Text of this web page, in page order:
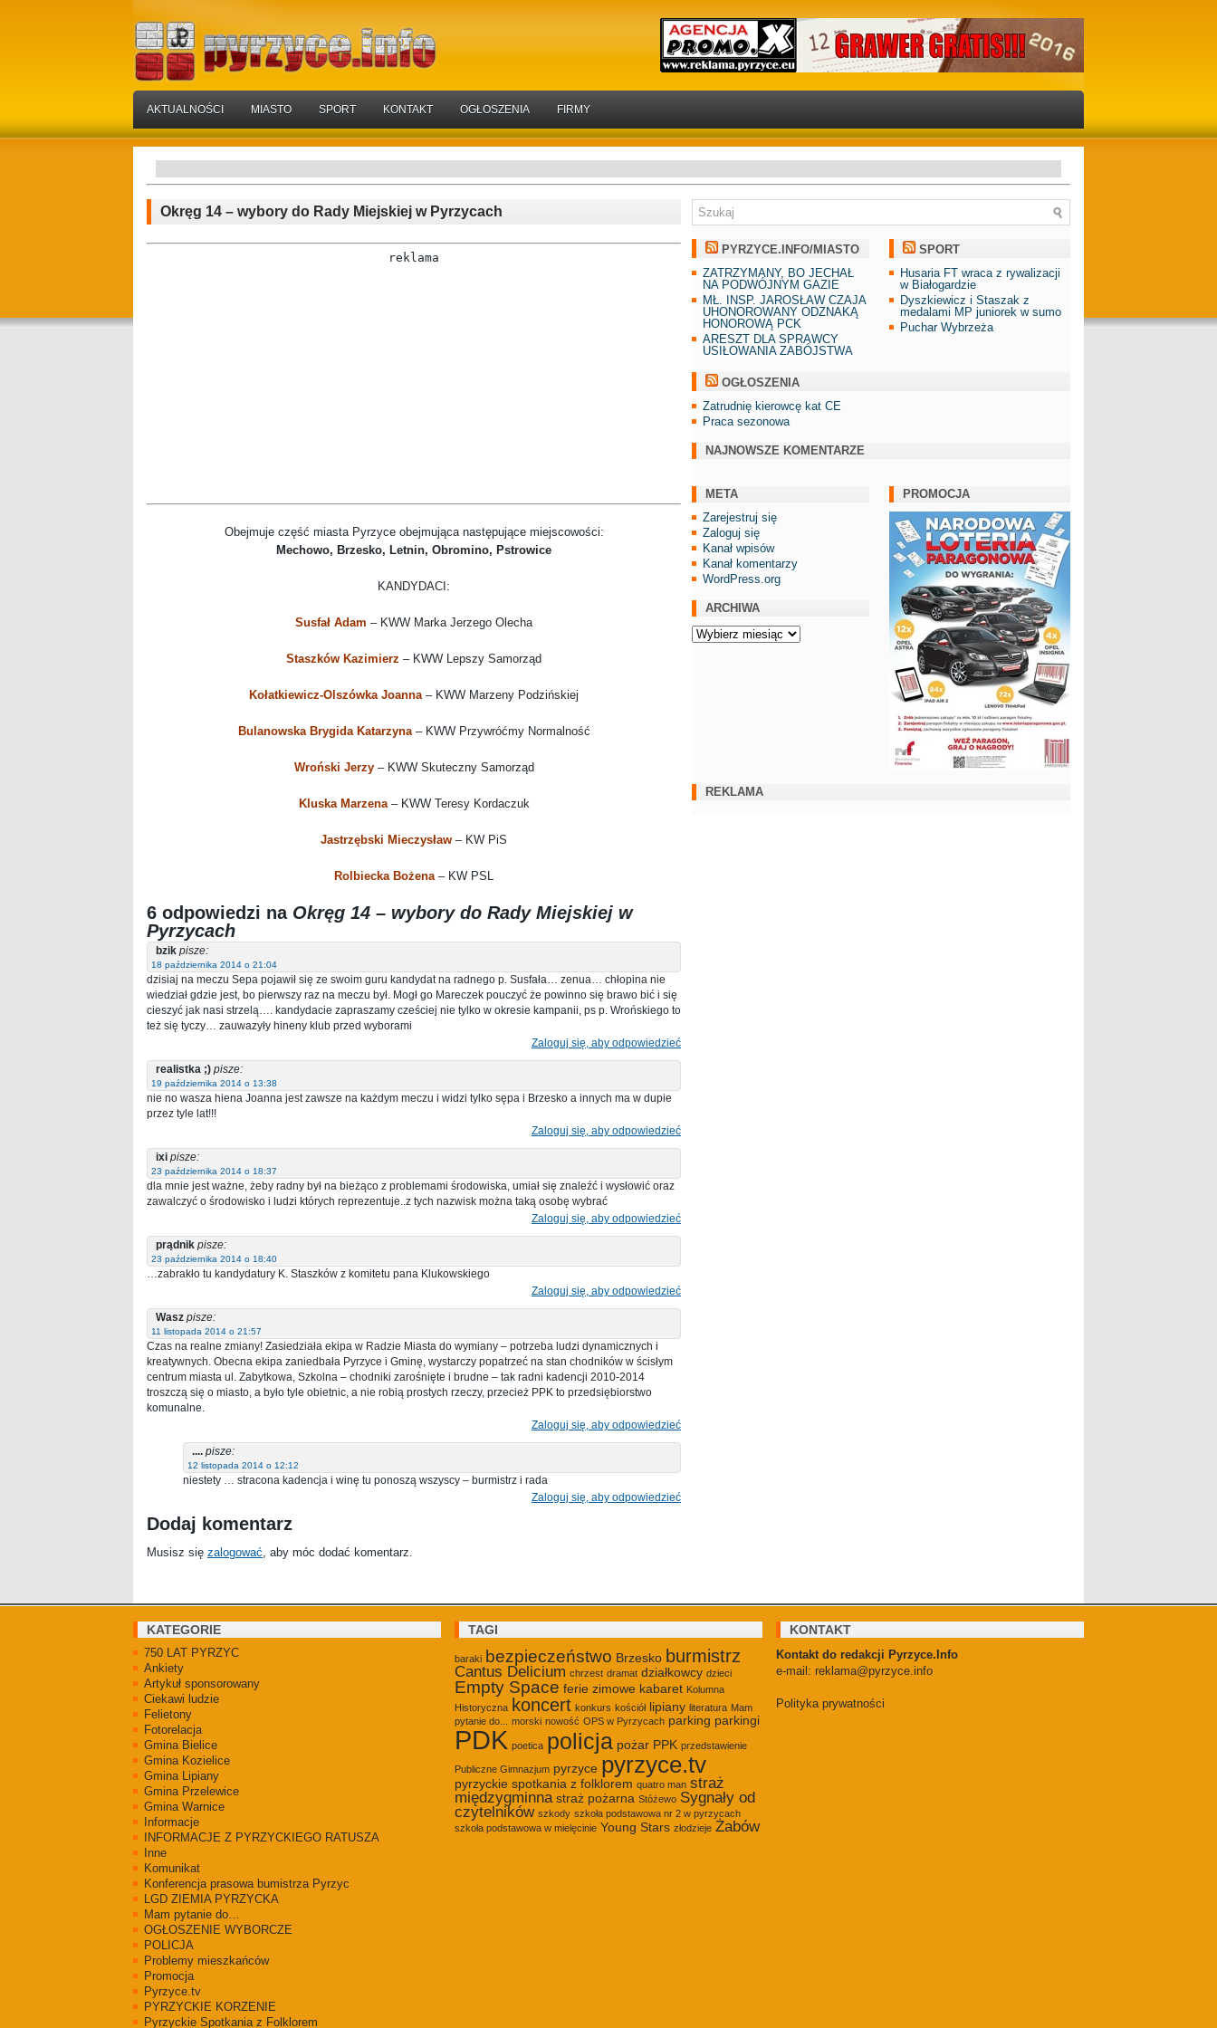
AKTUALNOŚCI MIASTO SPORT KONTAKT OGŁOSZENIA FIRMY
Okręg 14 – wybory do Rady Miejskiej w Pyrzycach
reklama
Obejmuje część miasta Pyrzyce obejmująca następujące miejscowości:
Mechowo, Brzesko, Letnin, Obromino, Pstrowice
KANDYDACI:
Susfał Adam – KWW Marka Jerzego Olecha
Staszków Kazimierz – KWW Lepszy Samorząd
Kołatkiewicz-Olszówka Joanna – KWW Marzeny Podzińskiej
Bulanowska Brygida Katarzyna– KWW Przywróćmy Normalność
Wroński Jerzy– KWW Skuteczny Samorząd
Kluska Marzena– KWW Teresy Kordaczuk
Jastrzębski Mieczysław – KW PiS
Rolbiecka Bożena – KW PSL
6 odpowiedzi na Okręg 14 – wybory do Rady Miejskiej w
Pyrzycach
bzik pisze:
18 października 2014 o 21:04
dzisiaj na meczu Sepa pojawił się ze swoim guru kandydat na radnego p. Susfała… zenua… chłopina nie
wiedział gdzie jest, bo pierwszy raz na meczu był. Mogł go Mareczek pouczyć że powinno się brawo bić i się
cieszyć jak nasi strzelą…. kandydacie zapraszamy cześciej nie tylko w okresie kampanii, ps p. Wrońskiego to
też się tyczy… zauwazyły hineny klub przed wyborami
Zaloguj się, aby odpowiedzieć
realistka ;) pisze:
19 października 2014 o 13:38
nie no wasza hiena Joanna jest zawsze na każdym meczu i widzi tylko sępa i Brzesko a innych ma w dupie
przez tyle lat!!!
Zaloguj się, aby odpowiedzieć
ixi pisze:
23 października 2014 o 18:37
dla mnie jest ważne, żeby radny był na bieżąco z problemami środowiska, umiał się znaleźć i wysłowić oraz
zawalczyć o środowisko i ludzi których reprezentuje..z tych nazwisk można taką osobę wybrać
Zaloguj się, aby odpowiedzieć
prądnik pisze:
23 października 2014 o 18:40
…zabrakło tu kandydatury K. Staszków z komitetu pana Klukowskiego
Zaloguj się, aby odpowiedzieć
Wasz pisze:
11 listopada 2014 o 21:57
Czas na realne zmiany! Zasiedziała ekipa w Radzie Miasta do wymiany – potrzeba ludzi dynamicznych i
kreatywnych. Obecna ekipa zaniedbała Pyrzyce i Gminę, wystarczy popatrzeć na stan chodników w ścisłym
centrum miasta ul. Zabytkowa, Szkolna – chodniki zarośnięte i brudne – tak radni kadencji 2010-2014
troszczą się o miasto, a było tyle obietnic, a nie robią prostych rzeczy, przecież PPK to przedsiębiorstwo
komunalne.
Zaloguj się, aby odpowiedzieć
.... pisze:
12 listopada 2014 o 12:12
niestety … stracona kadencja i winę tu ponoszą wszyscy – burmistrz i rada
Zaloguj się, aby odpowiedzieć
Dodaj komentarz
Musisz się zalogować , aby móc dodać komentarz.
PYRZYCE.INFO/MIASTO
ZATRZYMANY, BO JECHAŁ
NA PODWÓJNYM GAZIE
MŁ. INSP. JAROSŁAW CZAJA
UHONOROWANY ODZNAKĄ
HONOROWĄ PCK
ARESZT DLA SPRAWCY
USIŁOWANIA ZABÓJSTWA
SPORT
Husaria FT wraca z rywalizacji
w Białogardzie
Dyszkiewicz i Staszak z
medalami MP juniorek w sumo
Puchar Wybrzeża
OGŁOSZENIA
Zatrudnię kierowcę kat CE
Praca sezonowa
NAJNOWSZE KOMENTARZE
META
Zarejestruj się
Zaloguj się
Kanał wpisów
Kanał komentarzy
WordPress.org
ARCHIWA
Archiwa
PROMOCJA
REKLAMA
KATEGORIE
750 LAT PYRZYC
Ankiety
Artykuł sponsorowany
Ciekawi ludzie
Felietony
Fotorelacja
Gmina Bielice
Gmina Kozielice
Gmina Lipiany
Gmina Przelewice
Gmina Warnice
Informacje
INFORMACJE Z PYRZYCKIEGO RATUSZA
Inne
Komunikat
Konferencja prasowa bumistrza Pyrzyc
LGD ZIEMIA PYRZYCKA
Mam pytanie do…
OGŁOSZENIE WYBORCZE
POLICJA
Problemy mieszkańców
Promocja
Pyrzyce.tv
PYRZYCKIE KORZENIE
Pyrzyckie Spotkania z Folklorem
TAGI
baraki bezpieczeństwo Brzesko burmistrz
Cantus Delicium chrzest dramat działkowcy dzieci
Empty Space ferie zimowe kabaret Kolumna
Historyczna koncert konkurs kościół lipiany literatura Mam
pytanie do...
morski nowość OPS w Pyrzycach parking parkingi
PDK poetica policja pożar PPK przedstawienie
Publiczne Gimnazjum pyrzyce pyrzyce.tv
pyrzyckie spotkania z folklorem quatro man straż
międzygminna straż pożarna Stóżewo Sygnały od
czytelników szkody szkoła podstawowa nr 2 w pyrzycach
szkoła podstawowa w mielęcinie Young Stars złodzieje Żabów
KONTAKT
Kontakt do redakcji Pyrzyce.Info
e-mail: reklama@pyrzyce.info
Polityka prywatności